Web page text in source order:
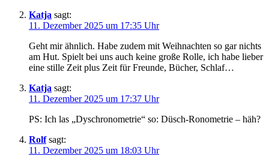
Katja sagt:
11. Dezember 2025 um 17:35 Uhr
Geht mir ähnlich. Habe zudem mit Weihnachten so gar nichts
am Hut. Spielt bei uns auch keine große Rolle, ich habe lieber
eine stille Zeit plus Zeit für Freunde, Bücher, Schlaf…
Katja sagt:
11. Dezember 2025 um 17:37 Uhr
PS: Ich las „Dyschronometrie“ so: Düsch-Ronometrie – häh?
Rolf sagt:
11. Dezember 2025 um 18:03 Uhr